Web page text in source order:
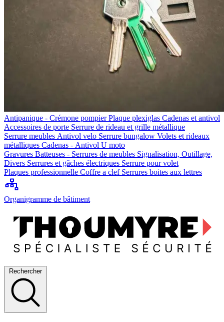
Antipanique - Crémone pompierPlaque plexiglas Cadenas et antivol
Accessoires de porte Serrure de rideau et grille métallique
Serrure meubles Antivol velo Serrure bungalow Volets et rideaux
métalliques Cadenas - Antivol U moto
Gravures Batteuses - Serrures de meubles Signalisation, Outillage,
Divers Serrures et gâches électriques Serrure pour volet
Plaques professionnelle Coffre a clef Serrures boites aux lettres
Organigramme de bâtiment
Rechercher